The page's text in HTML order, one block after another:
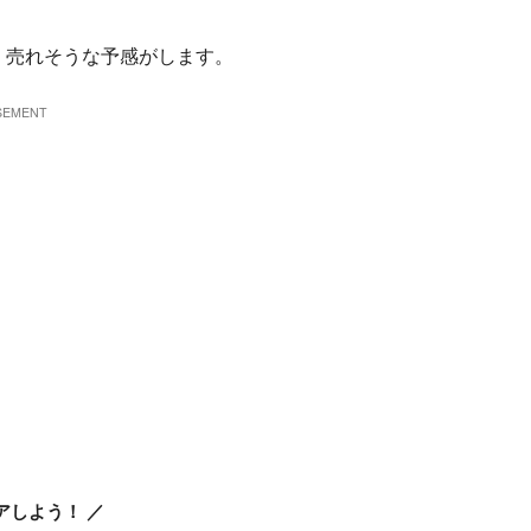
れそうな予感がします。
しよう！ ／